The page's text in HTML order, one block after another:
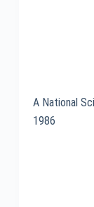
A National
1986